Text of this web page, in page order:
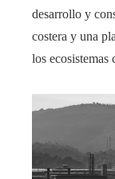
desarrollo y
costera y una
los ecosistemas